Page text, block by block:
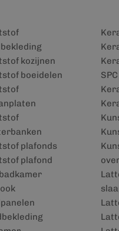
kozijnen
boeidelen
plafonds
plafond